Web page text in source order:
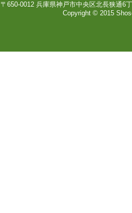
〒650-0012 兵庫県神戸市中央区北長狭通
Copyright © 2015